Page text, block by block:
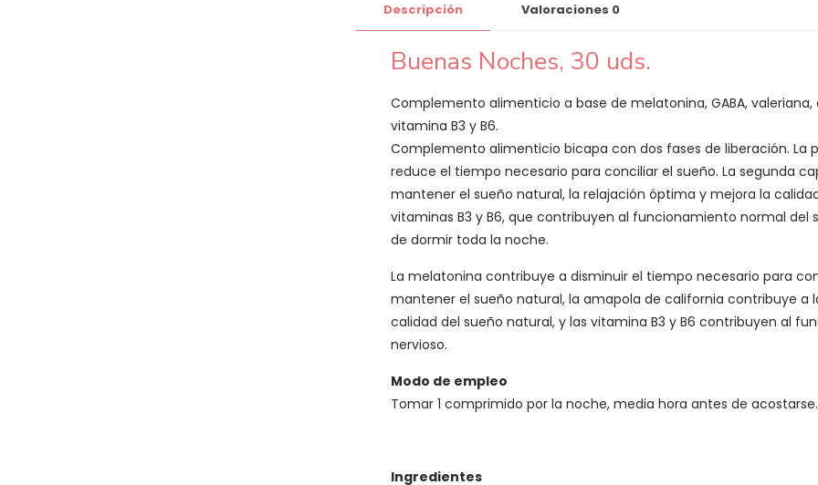
Descripción Valoraciones 0
Buenas Noches, 30 uds.
Complemento alimenticio a base de melatonina, GABA,
vitamina B3 y B6.
Complemento alimenticio bicapa con dos fases de liberación.
reduce el tiempo necesario para conciliar el sueño. La segunda
mantener el sueño natural, la relajación óptima y mejora la
vitaminas B3 y B6, que contribuyen al funcionamiento normal del
de dormir toda la noche.
La melatonina contribuye a disminuir el tiempo necesario para
mantener el sueño natural, la amapola de california contribuye a
calidad del sueño natural, y las vitamina B3 y B6 contribuyen al
nervioso.
Modo de empleo
Tomar 1 comprimido por la noche, media hora antes de acostarse.
Ingredientes